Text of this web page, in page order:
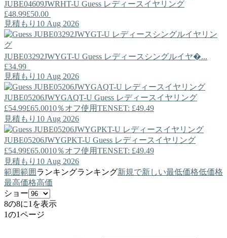
JUBE04609JWRHT-U Guess レディースイヤリング
£48.99£50.00
見積もり10 Aug 2026
JUBE03292JWYGT-U Guess レディースシングルイヤ�...
£34.99
見積もり10 Aug 2026
JUBE05206JWYGAQT-U Guess レディースイヤリング
£54.99£65.0010％オフ使用TENSET: £49.49
見積もり10 Aug 2026
JUBE05206JWYGPKT-U Guess レディースイヤリング
£54.99£65.0010％オフ使用TENSET: £49.49
見積もり10 Aug 2026
範囲範囲 ランキングランキング新規で新しい最低価格低価格
最高価格高価
ショー
8の8に1を表示
1の1ページ